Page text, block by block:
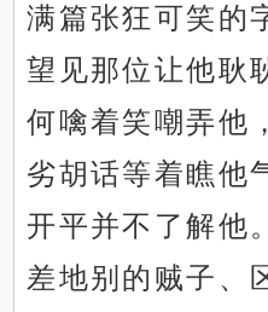
满篇张狂可笑的
望见那位让他耿
何噙着笑嘲弄他
劣胡话等着瞧他
开平并不了解他
差地别的贼子、